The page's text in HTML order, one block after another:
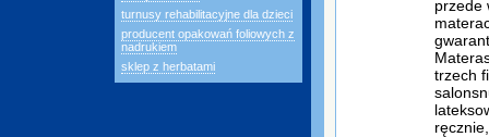
turnusy rehabilitacyjne dla dzieci
producent opakowań foliowych z
nadrukiem
sklep z herbatami
przede
trzech